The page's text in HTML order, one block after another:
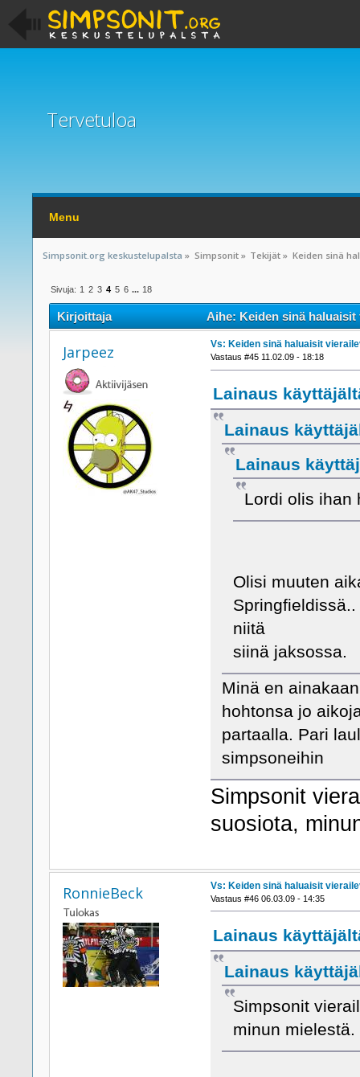
Tervetuloa
Menu
Simpsonit.org keskustelupalsta » Simpsonit» Tekijät » Keiden sinä
Sivuja: 1 2 3 4 5 6 ... 18
Kirjoittaja Aihe: Keiden sinä haluaisit
Jarpeez Vs: Keiden sinä haluaisit
Vastaus #45 11.02.09 - 18:18
Lainaus
Lainaus
Lainaus
Lordi olis ihan
Olisi muuten
niitä
siinä jaksossa.
Minä en
hohtonsa jo
partaalla. Pari
simpsoneihin
Simpsonit
suosiota,
RonnieBeck Vs: Keiden sinä haluaisit
Vastaus #46 06.03.09 - 14:35
Lainaus
Lainaus
Simpsonit
minun